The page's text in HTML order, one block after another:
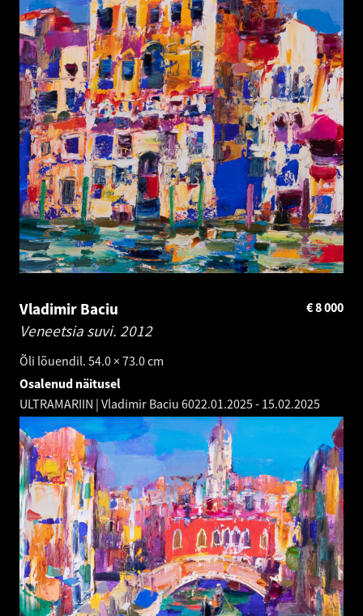
Vladimir Baciu
Veneetsia suvi. 2012
Õli lõuendil. 54.0 × 73.0 cm
8 000
€
Osalenud näitusel
ULTRAMARIIN | Vladimir Baciu 6022.01.2025- 15.02.2025